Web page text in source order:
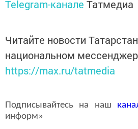
Telegram-канале Татмедиа
Читайте новости
национальном
https://max.ru/tatmedia
Подписывайтесь на наш
информ»